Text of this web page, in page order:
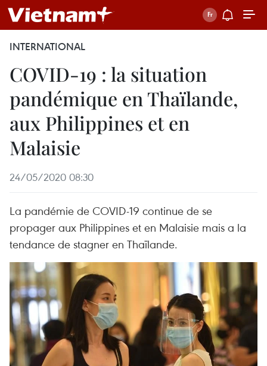
INTERNATIONAL
COVID-19 : la situation
pandémique en Thaïlande,
aux Philippines et en
Malaisie
24/05/2020 08:30
La pandémie de COVID-19 continue de se
propager aux Philippines et en Malaisie mais a la
tendance de stagner en Thaïlande.